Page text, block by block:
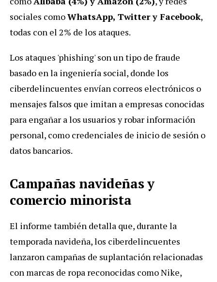
sociales comoWhatsApp, Twitter y Facebook,
todas con el 2% de los ataques.
Los ataques 'phishing' son un tipo de fraude
basado en la ingeniería social, donde los
ciberdelincuentes envían correos electrónicos o
mensajes falsos que imitan a empresas conocidas
para engañar a los usuarios y robar información
personal, como credenciales de inicio de sesión o
datos bancarios.
Campañas navideñas y
comercio minorista
El informe también detalla que, durante la
temporada navideña, los ciberdelincuentes
lanzaron campañas de suplantación relacionadas
con marcas de ropa reconocidas como Nike,